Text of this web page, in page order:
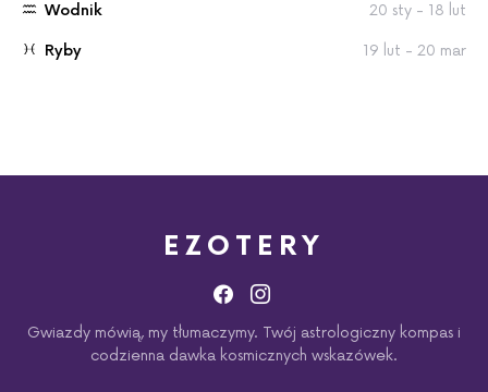
Wodnik 20 sty - 18 lut
Ryby 19 lut - 20 mar
EZOTERY
Gwiazdy mówią, my tłumaczymy. Twój astrologiczny kompas i
codzienna dawka kosmicznych wskazówek.